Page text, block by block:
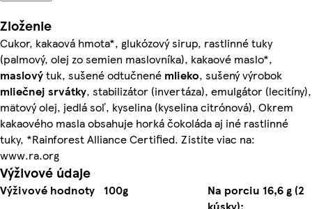
Zloženie
Cukor, kakaová hmota*, glukózový sirup, rastlinné tuky
(palmový, olej zo semien maslovníka), kakaové maslo*,
maslovýtuk, sušené odtučnené mlieko, sušený výrobok
mliečnej srvátky, stabilizátor (invertáza), emulgátor (lecitíny),
mätový olej, jedlá soľ, kyselina (kyselina citrónová), Okrem
kakaového masla obsahuje horká čokoláda aj iné rastlinné
tuky, *Rainforest Alliance Certified. Zistite viac na:
www.ra.org
Výživové údaje
Výživové hodnoty 100g
Na porciu 16,6 g (2
kúsky):